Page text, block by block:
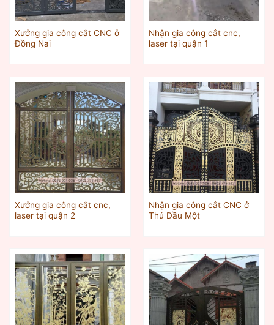
Xưởng gia công cắt CNC ở
Đồng Nai
Nhận gia công cắt cnc,
laser tại quận 1
Xưởng gia công cắt cnc,
laser tại quận 2
Nhận gia công cắt CNC ở
Thủ Dầu Một‎